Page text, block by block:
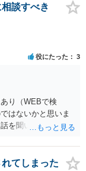
から書面によりそ
いのに、債務者等
クシミリ装置を用
弁済することを要
求められたにもか
める、裁判所に仮
対応が考えられま
談すべき
役にたった 3
り（WEBで検
はないかと思いま
を聞いてくれる
御相談の案件につ
相手にしない方が
てしまった